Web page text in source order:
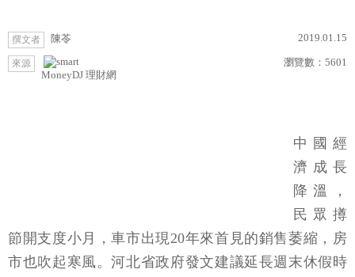
撰文者 陳苓 2019.01.15
來源
MoneyDJ 理財網
瀏覽數： 5601
中國經
濟成長
降溫，
民眾撙
節開支度小月，車市出現20年來首見的銷售萎縮，房
市也吹起寒風。河北省政府發文建議延長週末休假時